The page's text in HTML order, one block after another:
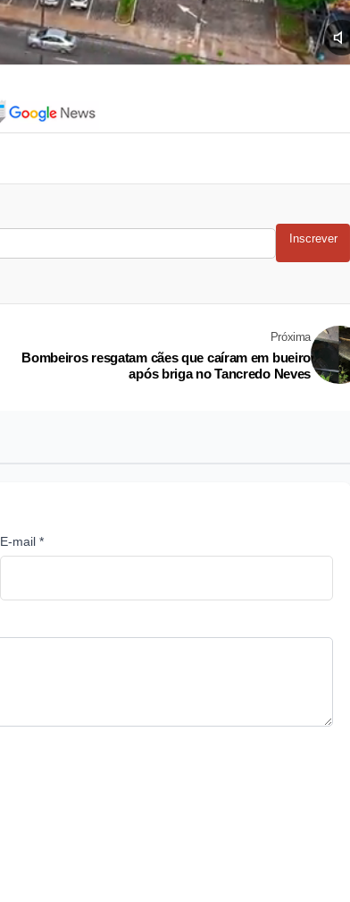
Inscrever
Próxima
Bombeiros resgatam cães que caíram em bueiro
após briga no Tancredo Neves
E-mail *